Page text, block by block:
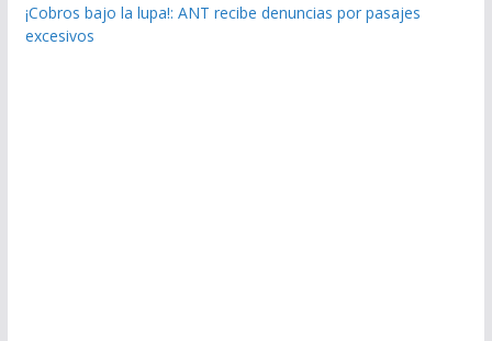
¡Cobros bajo la lupa!: ANT recibe denuncias por pasajes
excesivos